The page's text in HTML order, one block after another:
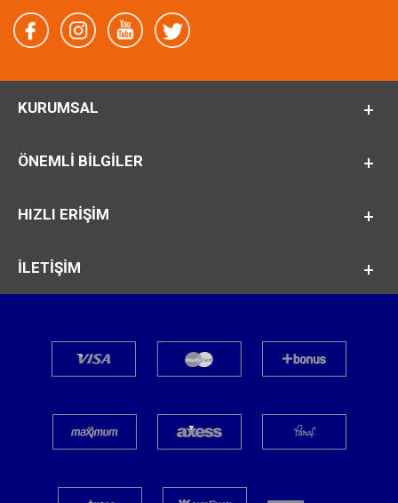
KURUMSAL
ÖNEMLI BILGILER
HIZLI ERİŞİM
İLETİŞİM